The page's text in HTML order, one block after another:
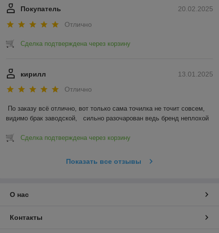
20.02.2025
Покупатель
Отлично
Сделка подтверждена через корзину
13.01.2025
кирилл
Отлично
По заказу всё отлично, вот только сама точилка не точит совсем,
видимо брак заводской,   сильно разочарован ведь бренд неплохой
Сделка подтверждена через корзину
Показать все отзывы
О нас
Контакты